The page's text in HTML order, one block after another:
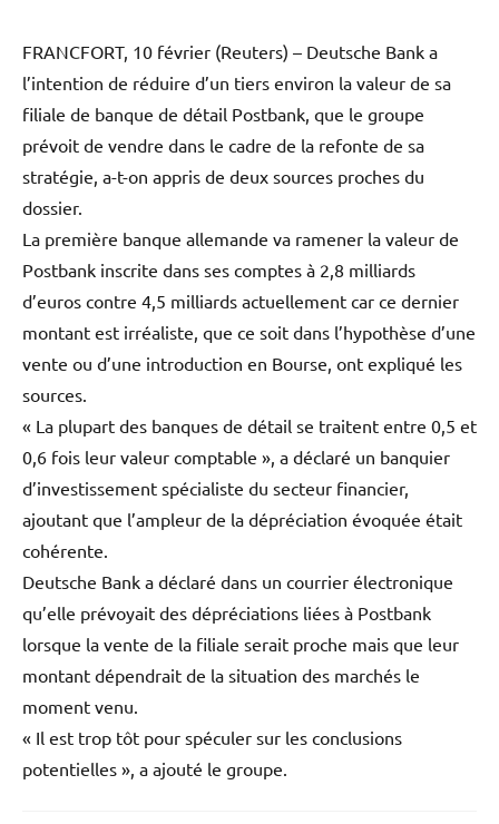
FRANCFORT, 10 février (Reuters) – Deutsche Bank a
l’intention de réduire d’un tiers environ la valeur de sa
filiale de banque de détail Postbank, que le groupe
prévoit de vendre dans le cadre de la refonte de sa
stratégie, a-t-on appris de deux sources proches du
dossier.
La première banque allemande va ramener la valeur de
Postbank inscrite dans ses comptes à 2,8 milliards
d’euros contre 4,5 milliards actuellement car ce dernier
montant est irréaliste, que ce soit dans l’hypothèse d’une
vente ou d’une introduction en Bourse, ont expliqué les
sources.
« La plupart des banques de détail se traitent entre 0,5 et
0,6 fois leur valeur comptable », a déclaré un banquier
d’investissement spécialiste du secteur financier,
ajoutant que l’ampleur de la dépréciation évoquée était
cohérente.
Deutsche Bank a déclaré dans un courrier électronique
qu’elle prévoyait des dépréciations liées à Postbank
lorsque la vente de la filiale serait proche mais que leur
montant dépendrait de la situation des marchés le
moment venu.
« Il est trop tôt pour spéculer sur les conclusions
potentielles », a ajouté le groupe.